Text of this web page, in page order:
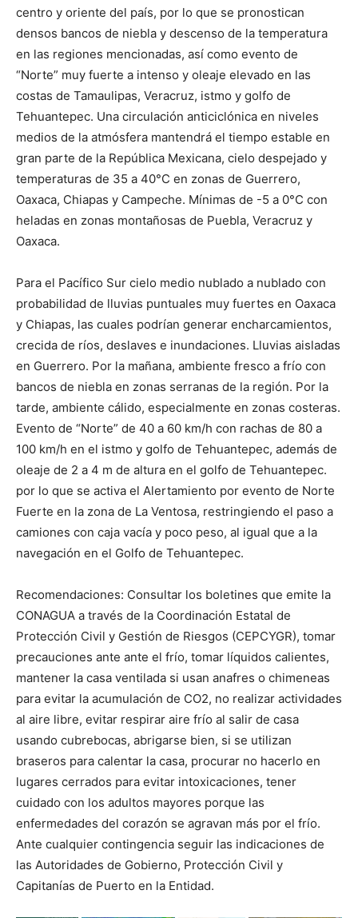
centro y oriente del país, por lo que se pronostican
densos bancos de niebla y descenso de la temperatura
en las regiones mencionadas, así como evento de
“Norte” muy fuerte a intenso y oleaje elevado en las
costas de Tamaulipas, Veracruz, istmo y golfo de
Tehuantepec. Una circulación anticiclónica en niveles
medios de la atmósfera mantendrá el tiempo estable en
gran parte de la República Mexicana, cielo despejado y
temperaturas de 35 a 40°C en zonas de Guerrero,
Oaxaca, Chiapas y Campeche. Mínimas de -5 a 0°C con
heladas en zonas montañosas de Puebla, Veracruz y
Oaxaca.
Para el Pacífico Sur cielo medio nublado a nublado con
probabilidad de lluvias puntuales muy fuertes en Oaxaca
y Chiapas, las cuales podrían generar encharcamientos,
crecida de ríos, deslaves e inundaciones. Lluvias aisladas
en Guerrero. Por la mañana, ambiente fresco a frío con
bancos de niebla en zonas serranas de la región. Por la
tarde, ambiente cálido, especialmente en zonas costeras.
Evento de “Norte” de 40 a 60 km/h con rachas de 80 a
100 km/h en el istmo y golfo de Tehuantepec, además de
oleaje de 2 a 4 m de altura en el golfo de Tehuantepec.
por lo que se activa el Alertamiento por evento de Norte
Fuerte en la zona de La Ventosa, restringiendo el paso a
camiones con caja vacía y poco peso, al igual que a la
navegación en el Golfo de Tehuantepec.
Recomendaciones: Consultar los boletines que emite la
CONAGUA a través de la Coordinación Estatal de
Protección Civil y Gestión de Riesgos (CEPCYGR), tomar
precauciones ante ante el frío, tomar líquidos calientes,
mantener la casa ventilada si usan anafres o chimeneas
para evitar la acumulación de CO2, no realizar actividades
al aire libre, evitar respirar aire frío al salir de casa
usando cubrebocas, abrigarse bien, si se utilizan
braseros para calentar la casa, procurar no hacerlo en
lugares cerrados para evitar intoxicaciones, tener
cuidado con los adultos mayores porque las
enfermedades del corazón se agravan más por el frío.
Ante cualquier contingencia seguir las indicaciones de
las Autoridades de Gobierno, Protección Civil y
Capitanías de Puerto en la Entidad.